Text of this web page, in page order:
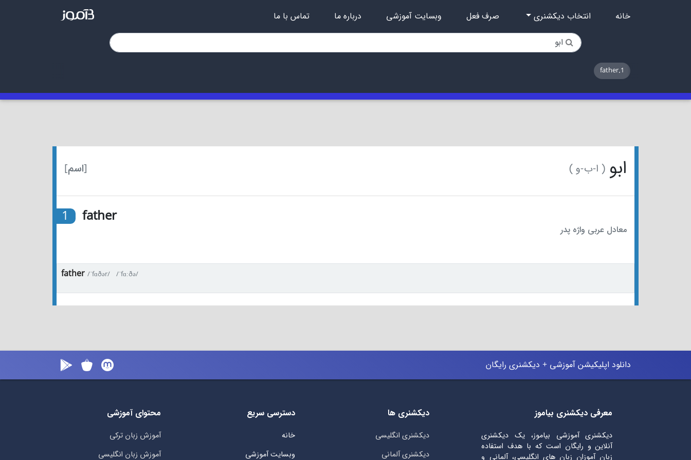
خانه انتخاب دیکشنری صرف فعل وبسایت آموزشی درباره ما تماس با ما
1.father
[اسم] ابو ( ا-ب-و )
1 father
معادل عربی واژه پدر
father /ˈfɑðər/ /ˈfɑːðə/
دانلود اپلیکیشن آموزشی + دیکشنری رایگان
معرفی دیکشنری بیاموز
دیکشنری آموزشی بیاموز، یک دیکشنری
آنلاین و رایگان است که با هدف استفاده
زبان آموزان زبان های انگلیسی، آلمانی و
دیکشنری ها
دیکشنری انگلیسی
دیکشنری آلمانی
دسترسی سریع
خانه
وبسایت آموزشی
محتوای آموزشی
آموزش زبان ترکی
آموزش زبان انگلیسی